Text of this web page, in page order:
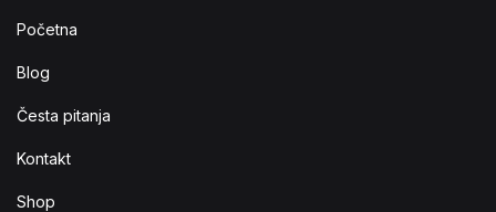
Početna
Blog
Česta pitanja
Kontakt
Shop